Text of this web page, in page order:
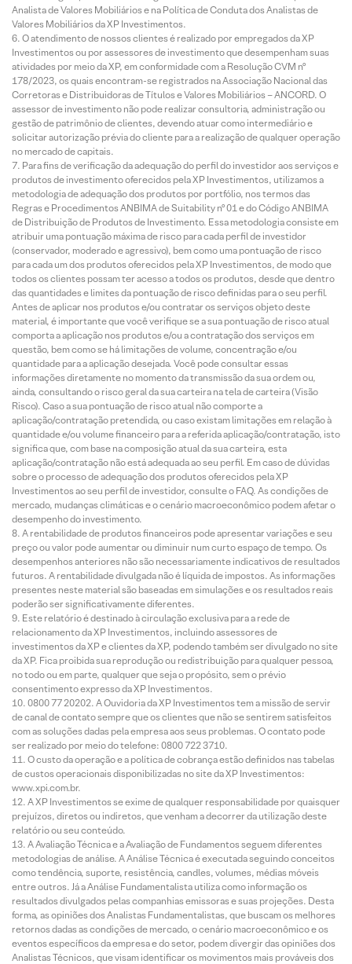
Analista de Valores Mobiliários e na Política de Conduta dos Analistas de
Valores Mobiliários da XP Investimentos.
O atendimento de nossos clientes é realizado por empregados da XP
Investimentos ou por assessores de investimento que desempenham suas
atividades por meio da XP, em conformidade com a Resolução CVM nº
178/2023, os quais encontram-se registrados na Associação Nacional das
Corretoras e Distribuidoras de Títulos e Valores Mobiliários – ANCORD. O
assessor de investimento não pode realizar consultoria, administração ou
gestão de patrimônio de clientes, devendo atuar como intermediário e
solicitar autorização prévia do cliente para a realização de qualquer operação
no mercado de capitais.
Para fins de verificação da adequação do perfil do investidor aos serviços e
produtos de investimento oferecidos pela XP Investimentos, utilizamos a
metodologia de adequação dos produtos por portfólio, nos termos das
Regras e Procedimentos ANBIMA de Suitability nº 01 e do Código ANBIMA
de Distribuição de Produtos de Investimento. Essa metodologia consiste em
atribuir uma pontuação máxima de risco para cada perfil de investidor
(conservador, moderado e agressivo), bem como uma pontuação de risco
para cada um dos produtos oferecidos pela XP Investimentos, de modo que
todos os clientes possam ter acesso a todos os produtos, desde que dentro
das quantidades e limites da pontuação de risco definidas para o seu perfil.
Antes de aplicar nos produtos e/ou contratar os serviços objeto deste
material, é importante que você verifique se a sua pontuação de risco atual
comporta a aplicação nos produtos e/ou a contratação dos serviços em
questão, bem como se há limitações de volume, concentração e/ou
quantidade para a aplicação desejada. Você pode consultar essas
informações diretamente no momento da transmissão da sua ordem ou,
ainda, consultando o risco geral da sua carteira na tela de carteira (Visão
Risco). Caso a sua pontuação de risco atual não comporte a
aplicação/contratação pretendida, ou caso existam limitações em relação à
quantidade e/ou volume financeiro para a referida aplicação/contratação, isto
significa que, com base na composição atual da sua carteira, esta
aplicação/contratação não está adequada ao seu perfil. Em caso de dúvidas
sobre o processo de adequação dos produtos oferecidos pela XP
Investimentos ao seu perfil de investidor, consulte o FAQ. As condições de
mercado, mudanças climáticas e o cenário macroeconômico podem afetar o
desempenho do investimento.
A rentabilidade de produtos financeiros pode apresentar variações e seu
preço ou valor pode aumentar ou diminuir num curto espaço de tempo. Os
desempenhos anteriores não são necessariamente indicativos de resultados
futuros. A rentabilidade divulgada não é líquida de impostos. As informações
presentes neste material são baseadas em simulações e os resultados reais
poderão ser significativamente diferentes.
Este relatório é destinado à circulação exclusiva para a rede de
relacionamento da XP Investimentos, incluindo assessores de
investimentos da XP e clientes da XP, podendo também ser divulgado no site
da XP. Fica proibida sua reprodução ou redistribuição para qualquer pessoa,
no todo ou em parte, qualquer que seja o propósito, sem o prévio
consentimento expresso da XP Investimentos.
0800 77 20202. A Ouvidoria da XP Investimentos tem a missão de servir
de canal de contato sempre que os clientes que não se sentirem satisfeitos
com as soluções dadas pela empresa aos seus problemas. O contato pode
ser realizado por meio do telefone: 0800 722 3710.
O custo da operação e a política de cobrança estão definidos nas tabelas
de custos operacionais disponibilizadas no site da XP Investimentos:
www.xpi.com.br.
A XP Investimentos se exime de qualquer responsabilidade por quaisquer
prejuízos, diretos ou indiretos, que venham a decorrer da utilização deste
relatório ou seu conteúdo.
A Avaliação Técnica e a Avaliação de Fundamentos seguem diferentes
metodologias de análise. A Análise Técnica é executada seguindo conceitos
como tendência, suporte, resistência, candles, volumes, médias móveis
entre outros. Já a Análise Fundamentalista utiliza como informação os
resultados divulgados pelas companhias emissoras e suas projeções. Desta
forma, as opiniões dos Analistas Fundamentalistas, que buscam os melhores
retornos dadas as condições de mercado, o cenário macroeconômico e os
eventos específicos da empresa e do setor, podem divergir das opiniões dos
Analistas Técnicos, que visam identificar os movimentos mais prováveis dos